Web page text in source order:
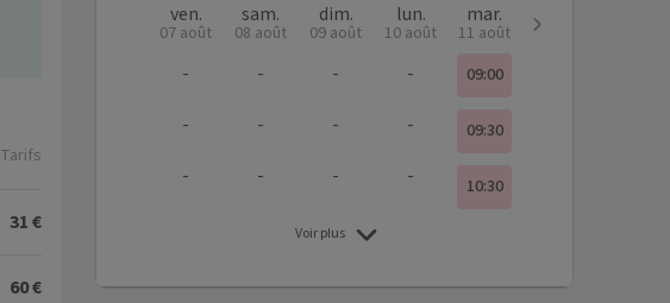
Tarifs
31 €
60 €
ven.
07 août
-
-
-
sam.
08 août
-
-
-
dim.
09 août
-
-
-
lun.
10 août
-
-
-
mar.
11 août
09:00
09:30
10:30
Voir plus